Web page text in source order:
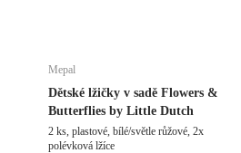
Mepal
Dětské lžičky v sadě Flowers &
Butterflies by Little Dutch
2 ks, plastové, bílé/světle růžové, 2x
polévková lžíce